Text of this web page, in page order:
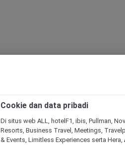
Cookie dan data pribadi
Di situs web ALL, hotelF1, ibis, Pullman,
Resorts, Business Travel, Meetings,
& Events, Limitless Experiences serta Hera,